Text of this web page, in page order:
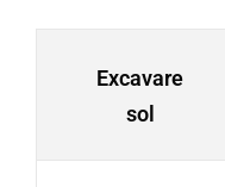
Excavare
sol